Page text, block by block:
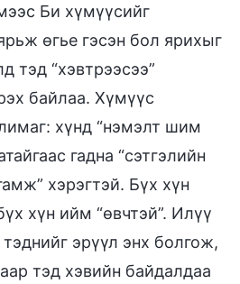
Би хүмүүсийг
өгье гэсэн бол ярихыг
тэд “хэвтрээсээ”
байлаа. Хүмүүс
хүнд “нэмэлт шим
гадна “сэтгэлийн
хэрэгтэй. Бүх хүн
хүн ийм “өвчтэй”. Илүү
эрүүл энх болгож,
тэд хэвийн байдалдаа